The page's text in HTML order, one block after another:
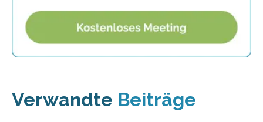
Verwandte Beiträge